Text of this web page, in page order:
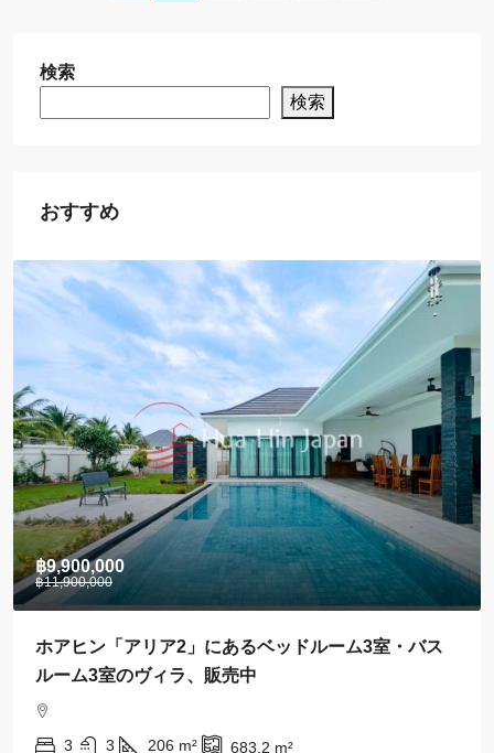
検索
検索
おすすめ
฿28,000
カオ・タキアブの中心部にあるおしゃれな1ベッドル
ームのコンドミニアム、賃貸中
1 1 43 m²